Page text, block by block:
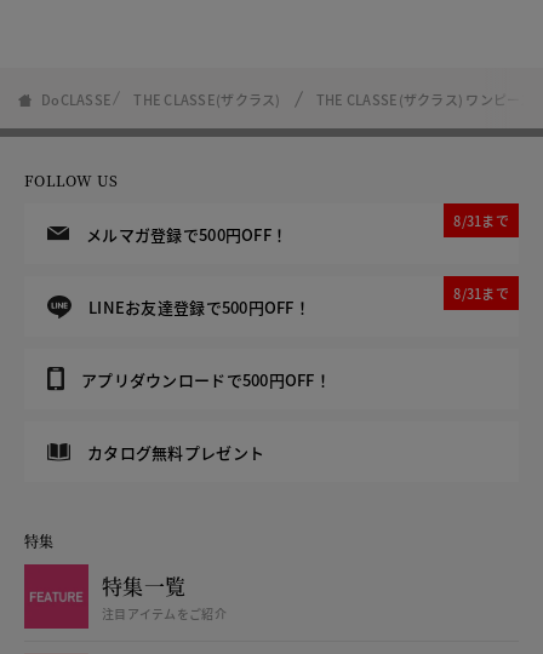
DoCLASSE THE CLASSE(ザクラス) THE CLASSE(ザクラス) ワンピース
FOLLOW US
メルマガ登録で500円OFF！
8/31まで
LINEお友達登録で500円OFF！
8/31まで
アプリダウンロードで500円OFF！
カタログ無料プレゼント
特集
特集一覧
注目アイテムをご紹介